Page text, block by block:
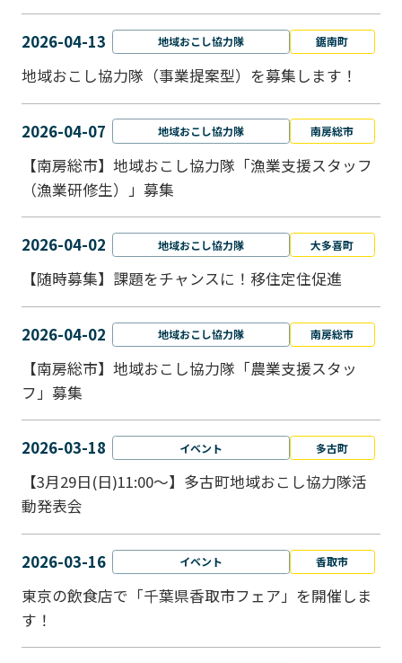
2026-04-13 地域おこし協力隊 鋸南町
地域おこし協力隊（事業提案型）を募集します！
2026-04-07 地域おこし協力隊 南房総市
【南房総市】地域おこし協力隊「漁業支援スタッフ
（漁業研修生）」募集
2026-04-02 地域おこし協力隊 大多喜町
【随時募集】課題をチャンスに！移住定住促進
2026-04-02 地域おこし協力隊 南房総市
【南房総市】地域おこし協力隊「農業支援スタッ
フ」募集
2026-03-18 イベント 多古町
【3月29日(日)11:00～】多古町地域おこし協力隊活
動発表会
2026-03-16 イベント 香取市
東京の飲食店で「千葉県香取市フェア」を開催しま
す！